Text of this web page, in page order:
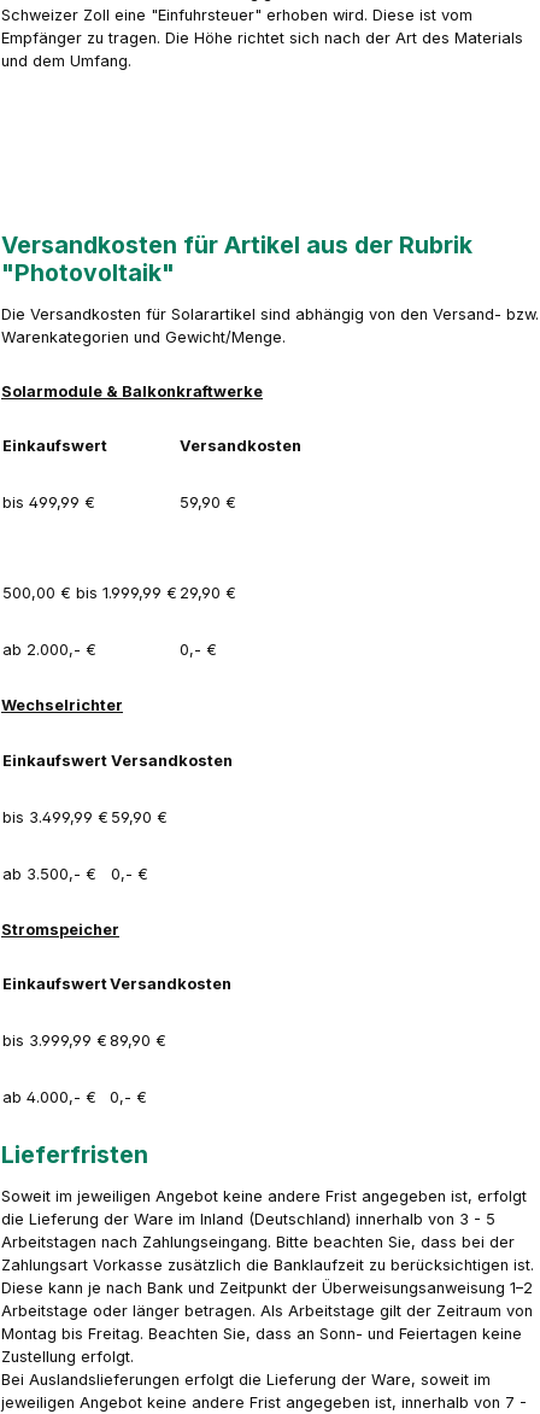
Schweizer Zoll eine "Einfuhrsteuer" erhoben wird. Diese ist vom
Empfänger zu tragen. Die Höhe richtet sich nach der Art des Materials
und dem Umfang.
Versandkosten für Artikel aus der Rubrik
"Photovoltaik"
Die Versandkosten für Solarartikel sind abhängig von den Versand- bzw.
Warenkategorien und Gewicht/Menge.
Solarmodule & Balkonkraftwerke
Einkaufswert Versandkosten
bis 499,99 € 59,90 €
500,00 € bis 1.999,99 € 29,90 €
ab 2.000,- € 0,- €
Wechselrichter
Einkaufswert Versandkosten
bis 3.499,99 € 59,90 €
ab 3.500,- € 0,- €
Stromspeicher
EinkaufswertVersandkosten
bis 3.999,99 € 89,90 €
ab 4.000,- € 0,- €
Lieferfristen
Soweit im jeweiligen Angebot keine andere Frist angegeben ist, erfolgt
die Lieferung der Ware im Inland (Deutschland) innerhalb von 3 - 5
Arbeitstagen nach Zahlungseingang. Bitte beachten Sie, dass bei der
Zahlungsart Vorkasse zusätzlich die Banklaufzeit zu berücksichtigen ist.
Diese kann je nach Bank und Zeitpunkt der Überweisungsanweisung 1–2
Arbeitstage oder länger betragen. Als Arbeitstage gilt der Zeitraum von
Montag bis Freitag. Beachten Sie, dass an Sonn- und Feiertagen keine
Zustellung erfolgt.
Bei Auslandslieferungen erfolgt die Lieferung der Ware, soweit im
jeweiligen Angebot keine andere Frist angegeben ist, innerhalb von 7 -